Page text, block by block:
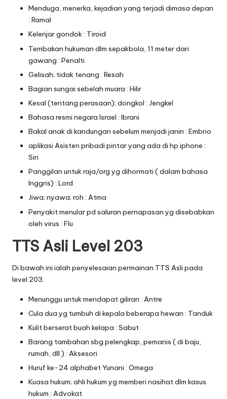
Menduga, menerka, kejadian yang terjadi dimasa depan
: Ramal
Kelenjar gondok : Tiroid
Tembakan hukuman dlm sepakbola, 11 meter dari
gawang : Penalti
Gelisah; tidak tenang : Resah
Bagian sungai sebelah muara : Hilir
Kesal (tentang perasaan); dongkol : Jengkel
Bahasa resmi negara Israel : Ibrani
Bakal anak di kandungan sebelum menjadi janin : Embrio
aplikasi Asisten pribadi pintar yang ada di hp iphone :
Siri
Panggilan untuk raja/org yg dihormati ( dalam bahasa
Inggris) : Lord
Jiwa; nyawa; roh : Atma
Penyakit menular pd saluran pernapasan yg disebabkan
oleh virus : Flu
TTS Asli Level 203
Di bawah ini ialah penyelesaian permainan TTS Asli pada
level 203.
Menunggu untuk mendapat giliran : Antre
Cula dua yg tumbuh di kepala beberapa hewan : Tanduk
Kulit berserat buah kelapa : Sabut
Barang tambahan sbg pelengkap, pemanis ( di baju,
rumah, dll ) : Aksesori
Huruf ke-24 alphabet Yunani : Omega
Kuasa hukum; ahli hukum yg memberi nasihat dlm kasus
hukum : Advokat